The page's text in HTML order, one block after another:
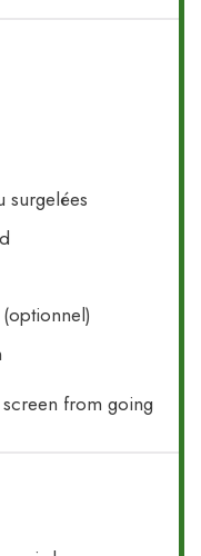
surgelées
from going